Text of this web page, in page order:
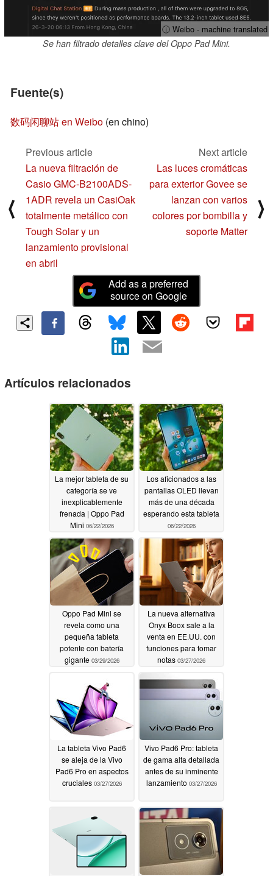
ⓘ Weibo - machine translated
Se han filtrado detalles clave del Oppo Pad Mini.
Fuente(s)
数码闲聊站 en Weibo (en chino)
⟨
Previous article
La nueva filtración de
Casio GMC-B2100ADS-
1ADR revela un CasiOak
totalmente metálico con
Tough Solar y un
lanzamiento provisional
en abril
Next article
Las luces cromáticas
para exterior Govee se
lanzan con varios
colores por bombilla y
soporte Matter
⟩
Add as a preferred
source on Google
Artículos relacionados
La mejor tableta de su
categoría se ve
inexplicablemente
frenada | Oppo Pad
Mini 06/22/2026
Los aficionados a las
pantallas OLED llevan
más de una década
esperando esta tableta
06/22/2026
Oppo Pad Mini se
revela como una
pequeña tableta
potente con batería
gigante 03/29/2026
La nueva alternativa
Onyx Boox sale a la
venta en EE.UU. con
funciones para tomar
notas 03/27/2026
La tableta Vivo Pad6
se aleja de la Vivo
Pad6 Pro en aspectos
cruciales 03/27/2026
Vivo Pad6 Pro: tableta
de gama alta detallada
antes de su inminente
lanzamiento 03/27/2026